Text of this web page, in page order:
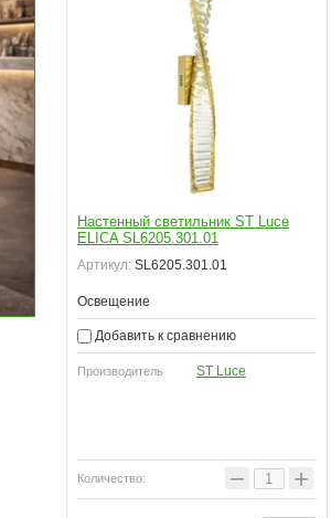
Настенный светильник ST Luce
ELICA SL6205.301.01
Артикул: SL6205.301.01
Освещение
Добавить к сравнению
Производитель ST Luce
Количество: − +